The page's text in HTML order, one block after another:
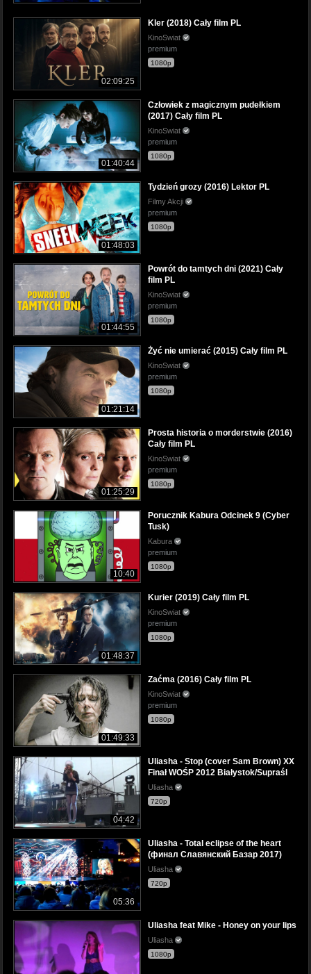
02:09:25
Kler (2018) Cały film PL
KinoSwiat
premium
1080p
01:40:44
Człowiek z magicznym pudełkiem
(2017) Cały film PL
KinoSwiat
premium
1080p
01:48:03
Tydzień grozy (2016) Lektor PL
Filmy Akcji
premium
1080p
01:44:55
Powrót do tamtych dni (2021) Cały
film PL
KinoSwiat
premium
1080p
01:21:14
Żyć nie umierać (2015) Cały film PL
KinoSwiat
premium
1080p
01:25:29
Prosta historia o morderstwie (2016)
Cały film PL
KinoSwiat
premium
1080p
10:40
Porucznik Kabura Odcinek 9 (Cyber
Tusk)
Kabura
premium
1080p
01:48:37
Kurier (2019) Cały film PL
KinoSwiat
premium
1080p
01:49:33
Zaćma (2016) Cały film PL
KinoSwiat
premium
1080p
04:42
Uliasha - Stop (cover Sam Brown) XX
Finał WOŚP 2012 Białystok/Supraśl
Uliasha
720p
05:36
Uliasha - Total eclipse of the heart
(финал Славянский Базар 2017)
Uliasha
720p
Uliasha feat Mike - Honey on your lips
Uliasha
1080p